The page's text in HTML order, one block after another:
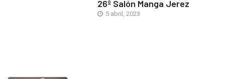
26º Salón Manga Jerez
5 abril, 2023